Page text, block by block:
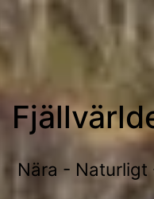
Nära -